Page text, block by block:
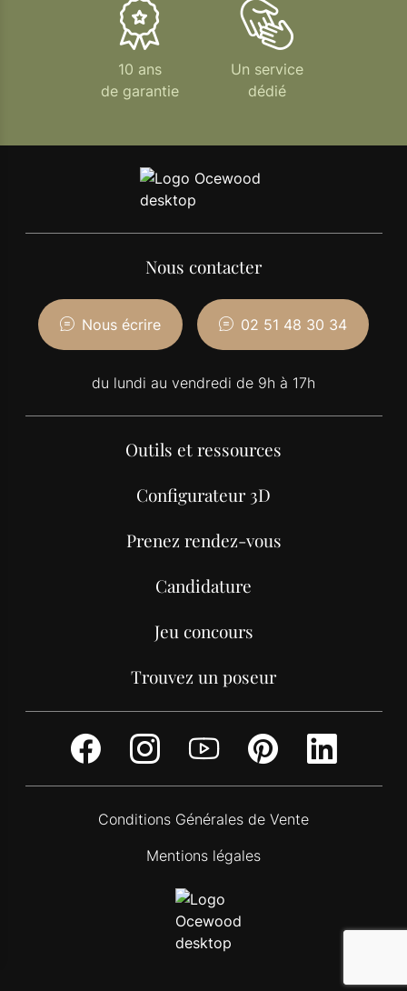
10 ans
de garantie
Un service
dédié
Outils et ressources
Configurateur 3D
Prenez rendez-vous
Candidature
Jeu concours
Trouvez un poseur
Nous contacter
Nous écrire 02 51 48 30 34
du lundi au vendredi de 9h à 17h
FacebookInstagram
Youtube
Pinterest
Conditions Générales de Vente
Mentions légales